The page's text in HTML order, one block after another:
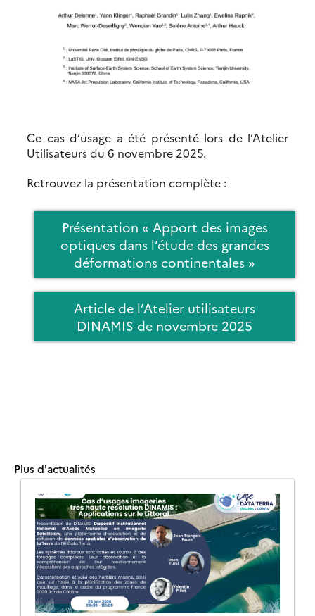
Ce cas d’usage a été présenté lors de l’Atelier
Utilisateurs du 6 novembre 2025.
Retrouvez la présentation complète :
Présentation « Apport des images
optiques dans l’étude des grandes
déformations continentales »
Article de l’Atelier utilisateurs
DINAMIS de novembre 2025
Plus d'actualités